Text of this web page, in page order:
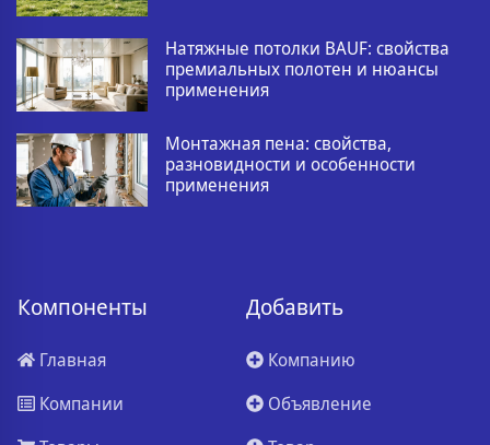
Натяжные потолки BAUF: свойства
премиальных полотен и нюансы
применения
Монтажная пена: свойства,
разновидности и особенности
применения
Компоненты
Главная
Компании
Добавить
Компанию
Объявление